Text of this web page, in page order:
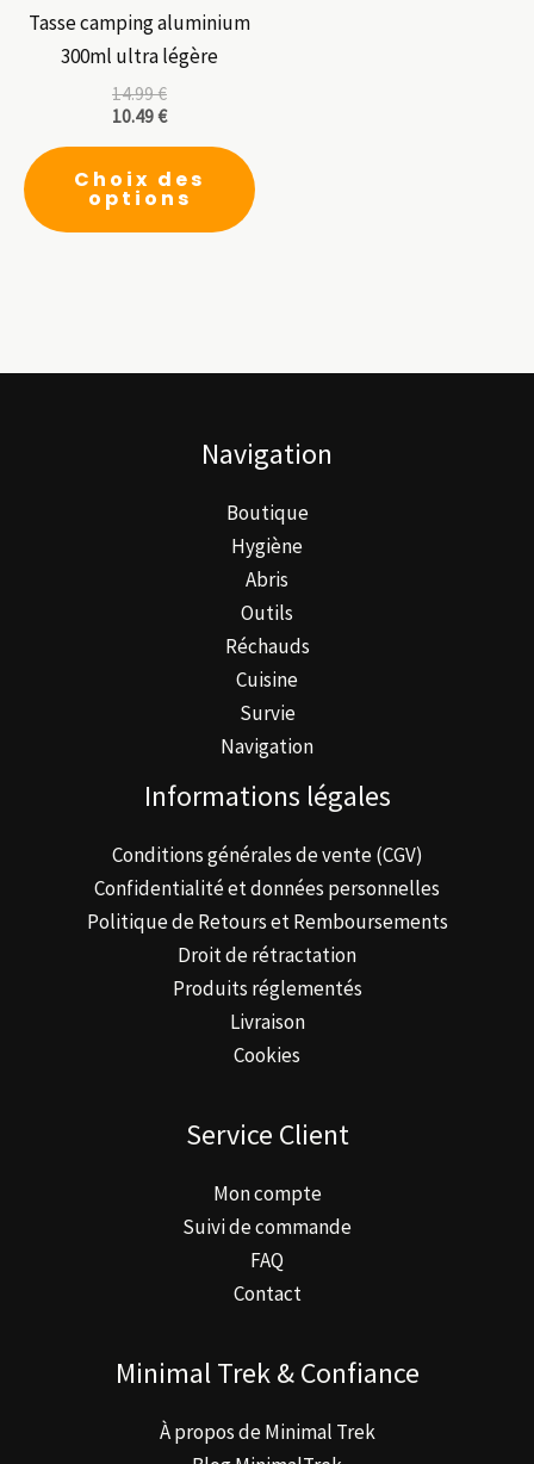
Tasse camping aluminium
300ml ultra légère
14.99€
10.49€
Choix des
options
produit
choisies
la
page
du
produit
Navigation
Boutique
Hygiène
Abris
Outils
Réchauds
Cuisine
Survie
Navigation
Informations légales
Conditions générales de vente (CGV)
Confidentialité et données personnelles
Politique de Retours et Remboursements
Droit de rétractation
Produits réglementés
Livraison
Cookies
Service Client
Mon compte
Suivi de commande
FAQ
Contact
Minimal Trek & Confiance
À propos de Minimal Trek